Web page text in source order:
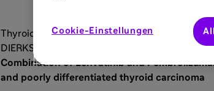
Thyroid-Lit. 50950
DIERKS, C. et al.
Combination of Lenvatinib and
and poorly differentiated thyroid carcinoma
Cookie-Einstellungen